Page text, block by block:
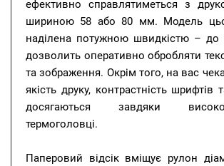
ефективно справлятиметься з
шириною 58 або 80 мм. Модель
наділена потужною швидкістю –
дозволить оперативно обробляти
та зображення. Окрім того, на вас
якість друку, контрастність шрифтів
досягаються завдяки
термоголовці.
Паперовий відсік вміщує рулон